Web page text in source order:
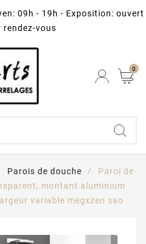
09h - 19h - Exposition: ouvert
rendez-vous
0
Parois de douche
Paroi de
montant aluminium
variable megxzen sao